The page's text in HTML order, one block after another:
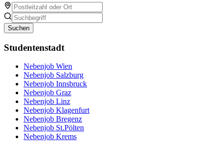
Suchen
Studentenstadt
Nebenjob Wien
Nebenjob Salzburg
Nebenjob Innsbruck
Nebenjob Graz
Nebenjob Linz
Nebenjob Klagenfurt
Nebenjob Bregenz
Nebenjob St.Pölten
Nebenjob Krems